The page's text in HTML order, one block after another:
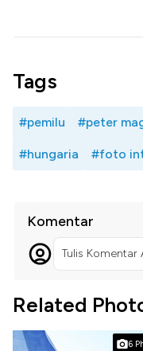
Tags
#pemilu #peter
#hungaria #foto
Komentar
Tulis Komentar
Related
6